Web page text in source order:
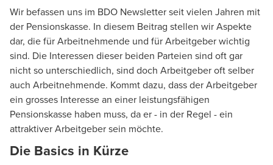
Wir befassen uns im BDO Newsletter seit vielen Jahren mit
der Pensionskasse. In diesem Beitrag stellen wir Aspekte
dar, die für Arbeitnehmende und für Arbeitgeber wichtig
sind. Die Interessen dieser beiden Parteien sind oft gar
nicht so unterschiedlich, sind doch Arbeitgeber oft selber
auch Arbeitnehmende. Kommt dazu, dass der Arbeitgeber
ein grosses Interesse an einer leistungsfähigen
Pensionskasse haben muss, da er - in der Regel - ein
attraktiver Arbeitgeber sein möchte.
Die Basics in Kürze